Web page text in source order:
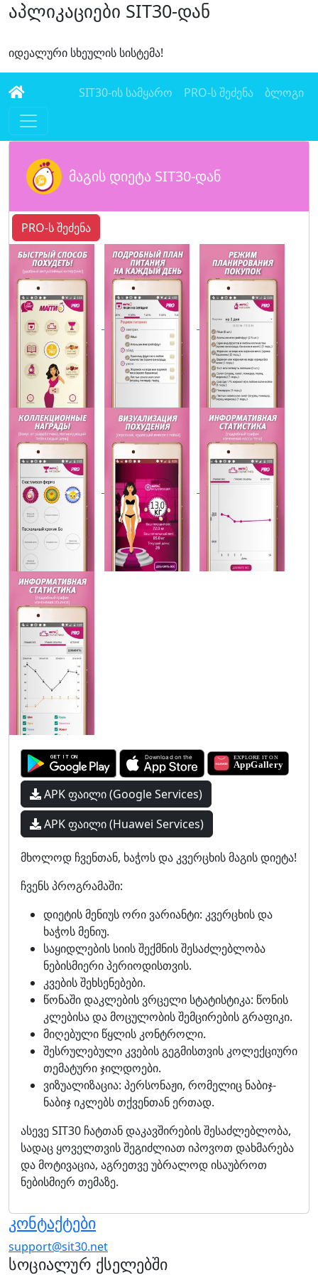
აპლიკაციები SIT30-დან
იდეალური სხეულის სისტემა!
SIT30-ის სამყარო PRO-ს შეძენა ბლოგი
მაგის დიეტა SIT30-დან
PRO-ს შეძენა
APK ფაილი (Google Services)
APK ფაილი (Huawei Services)
მხოლოდ ჩვენთან, ხაჭოს და კვერცხის მაგის დიეტა!
ჩვენს პროგრამაში:
დიეტის მენიუს ორი ვარიანტი: კვერცხის და
ხაჭოს მენიუ.
საყიდლების სიის შექმნის შესაძლებლობა
ნებისმიერი პერიოდისთვის.
კვების შეხსენებები.
წონაში დაკლების ვრცელი სტატისტიკა: წონის
კლებისა და მოცულობის შემცირების გრაფიკი.
მიღებული წყლის კონტროლი.
შესრულებული კვების გეგმისთვის კოლექციური
თემატური ჯილდოები.
ვიზუალიზაცია: პერსონაჟი, რომელიც ნაბიჯ-
ნაბიჯ იკლებს თქვენთან ერთად.
ასევე SIT30 ჩატთან დაკავშირების შესაძლებლობა,
სადაც ყოველთვის შეგიძლიათ იპოვოთ დახმარება
და მოტივაცია, აგრეთვე უბრალოდ ისაუბროთ
ნებისმიერ თემაზე.
კონტაქტები
support@sit30.net
სოციალურ ქსელებში